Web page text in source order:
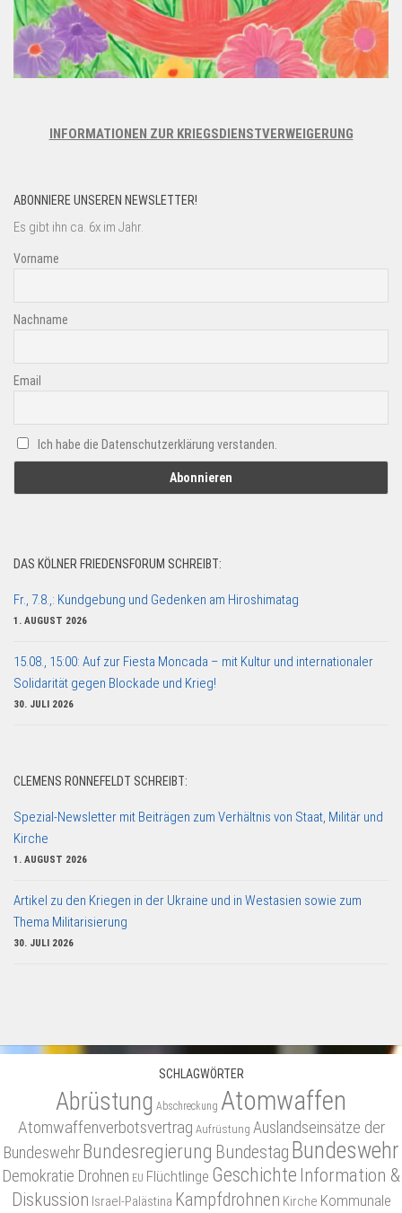
INFORMATIONEN ZUR KRIEGSDIENSTVERWEIGERUNG
ABONNIERE UNSEREN NEWSLETTER!
Es gibt ihn ca. 6x im Jahr.
Vorname
Nachname
Email
Ich habe die Datenschutzerklärung verstanden.
DAS KÖLNER FRIEDENSFORUM SCHREIBT:
Fr., 7.8.,: Kundgebung und Gedenken am Hiroshimatag
1. AUGUST 2026
15.08., 15:00: Auf zur Fiesta Moncada – mit Kultur und internationaler
Solidarität gegen Blockade und Krieg!
30. JULI 2026
CLEMENS RONNEFELDT SCHREIBT:
Spezial-Newsletter mit Beiträgen zum Verhältnis von Staat, Militär und
Kirche
1. AUGUST 2026
Artikel zu den Kriegen in der Ukraine und in Westasien sowie zum
Thema Militarisierung
30. JULI 2026
SCHLAGWÖRTER
Abrüstung Abschreckung Atomwaffen
Atomwaffenverbotsvertrag Aufrüstung Auslandseinsätze der
BundeswehrBundesregierung Bundestag Bundeswehr
Demokratie Drohnen EU Flüchtlinge Geschichte Information &
Diskussion Israel-Palästina Kampfdrohnen Kirche Kommunale